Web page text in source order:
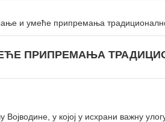
и умеће припремања
ПРИПРЕМАЊА
Војводине, у којој у исхрани важну